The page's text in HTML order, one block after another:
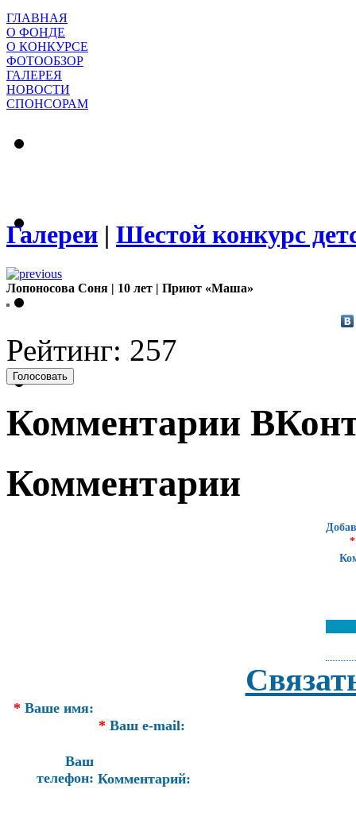
ГЛАВНАЯ
О ФОНДЕ
О КОНКУРСЕ
ФОТООБЗОР
ГАЛЕРЕЯ
НОВОСТИ
СПОНСОРАМ
Галереи | Шестой конкурс
Лопоносова Соня | 10 лет | Приют «Маша»
Рейтинг: 257
Комментарии
Комментарии
*
* Ваше имя:
* Ваш e-mail:
Ваш
телефон: Комментарий: